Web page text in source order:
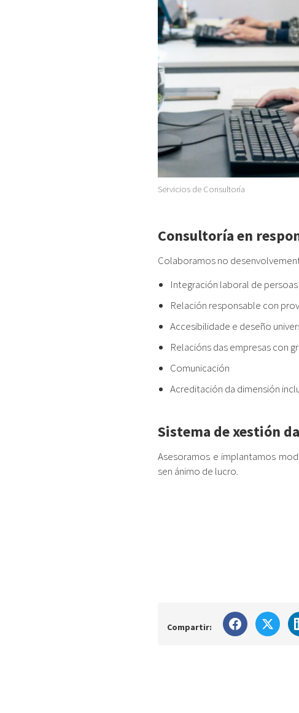
Servicios de Consultoría
Consultoría en
Colaboramos no
Integración laboral de
Relación responsable con
Accesibilidade e deseño
Relacións das empresas con
Comunicación
Acreditación da dimensión
Sistema de xestión
Asesoramos e implantamos
sen ánimo de lucro.
Compartir: